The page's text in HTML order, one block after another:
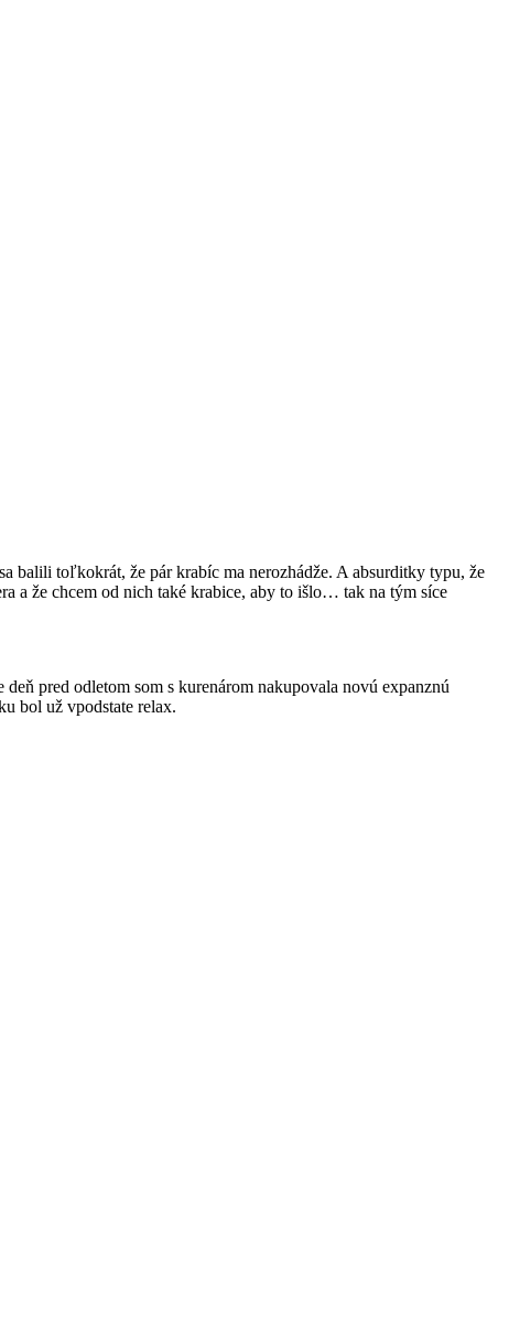
balili toľkokrát, že pár krabíc ma nerozhádže. A absurditky typu, že
a že chcem od nich také krabice, aby to išlo… tak na tým síce
pred odletom som s kurenárom nakupovala novú expanznú
bol už vpodstate relax.